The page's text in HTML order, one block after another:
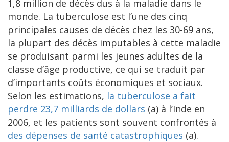
1,8 million de décès dus à la maladie dans le
monde. La tuberculose est l’une des cinq
principales causes de décès chez les 30-69 ans,
la plupart des décès imputables à cette maladie
se produisant parmi les jeunes adultes de la
classe d’âge productive, ce qui se traduit par
d’importants coûts économiques et sociaux.
Selon les estimations, la tuberculose a fait
perdre 23,7 milliards de dollars (a) à l’Inde en
2006, et les patients sont souvent confrontés à
des dépenses de santé catastrophiques (a).